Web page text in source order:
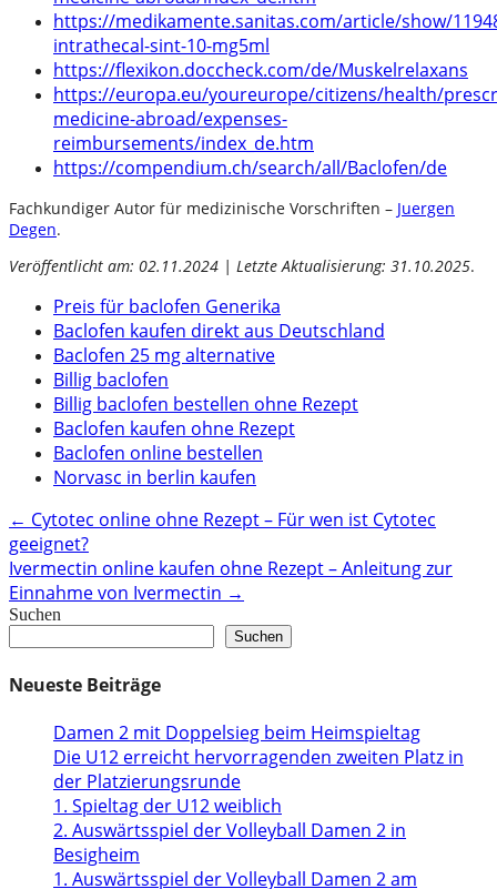
https://medikamente.sanitas.com/article/show/
intrathecal-sint-10-mg5ml
https://flexikon.doccheck.com/de/Muskelrelaxans
https://europa.eu/youreurope/citizens/health/
medicine-abroad/expenses-
reimbursements/index_de.htm
https://compendium.ch/search/all/Baclofen/de
Fachkundiger Autor für medizinische Vorschriften – Juergen
Degen.
Veröffentlicht am: 02.11.2024 | Letzte Aktualisierung: 31.10.2025.
Preis für baclofen Generika
Baclofen kaufen direkt aus Deutschland
Baclofen 25 mg alternative
Billig baclofen
Billig baclofen bestellen ohne Rezept
Baclofen kaufen ohne Rezept
Baclofen online bestellen
Norvasc in berlin kaufen
Post
navigation
← Cytotec online ohne Rezept – Für wen ist Cytotec
geeignet?
Ivermectin online kaufen ohne Rezept – Anleitung zur
Einnahme von Ivermectin →
Suchen
Suchen
Neueste Beiträge
Damen 2 mit Doppelsieg beim Heimspieltag
Die U12 erreicht hervorragenden zweiten Platz in
der Platzierungsrunde
1. Spieltag der U12 weiblich
2. Auswärtsspiel der Volleyball Damen 2 in
Besigheim
1. Auswärtsspiel der Volleyball Damen 2 am